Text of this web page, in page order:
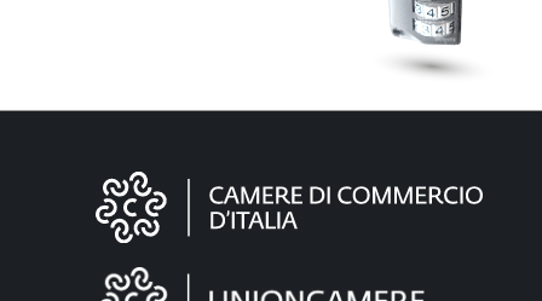
Informazioni